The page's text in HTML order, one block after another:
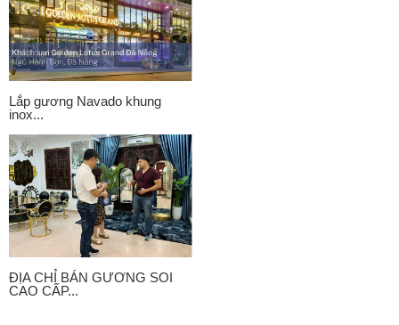
Lắp gương Navado khung
inox...
ĐỊA CHỈ BÁN GƯƠNG SOI
CAO CẤP...